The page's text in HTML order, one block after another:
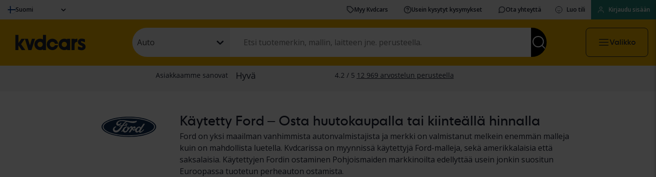
Suomi Myy Kvdcars Usein kysytyt kysymykset Ota yhteyttä Luo tili Kirjaudu sisään
Auto Valikko
Käytetty Ford – Osta huutokaupalla tai kiinteällä hinnalla
Ford on yksi maailman vanhimmista autonvalmistajista ja merkki on valmistanut melkein enemmän malleja
kuin on mahdollista luetella. Kvdcarissa on myynnissä käytettyjä Ford-malleja, sekä amerikkalaisia että
saksalaisia. Käytettyjen Fordin ostaminen Pohjoismaiden markkinoilta edellyttää usein jonkin suositun
Euroopassa tuotetun perheauton ostamista.